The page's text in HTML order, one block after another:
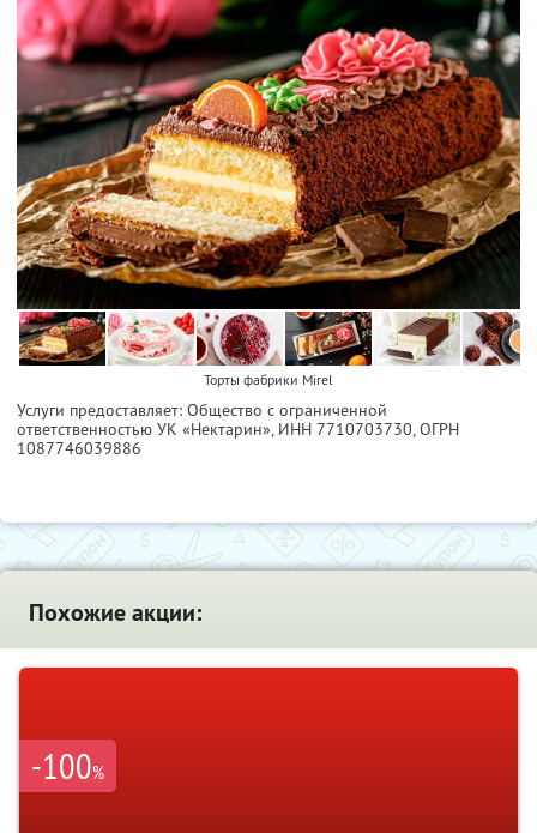
Торты фабрики Mirel
Услуги предоставляет: Общество с ограниченной
ответственностью УК «Нектарин», ИНН 7710703730, ОГРН
1087746039886
Похожие акции:
-100%